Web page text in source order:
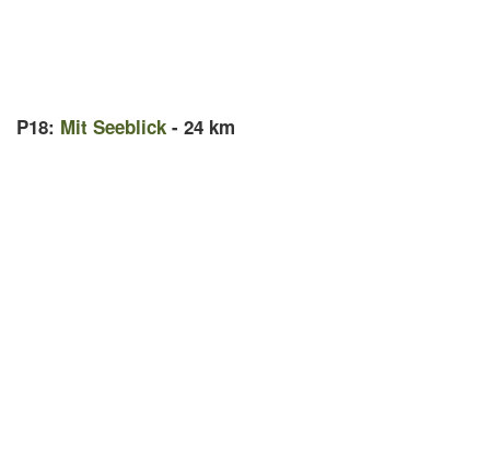
P18: Mit Seeblick - 24 km